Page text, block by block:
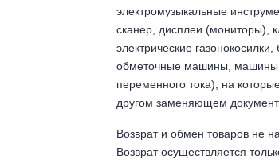
электромузыкальные
сканер, дисплеи (мониторы),
электрические
обметочные машины, машины
переменного тока), на
другом заменяющем
Возврат и обмен товаров не
Возврат осуществляется